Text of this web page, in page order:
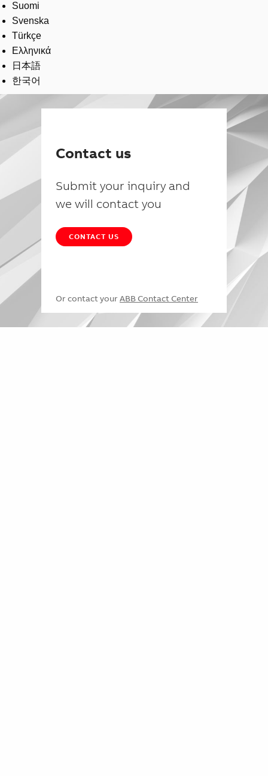
Suomi
Svenska
Türkçe
Ελληνικά
日本語
한국어
Contact us
Submit your inquiry and
we will contact you
CONTACT US
Or contact your ABB Contact Center